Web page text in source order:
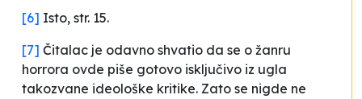
[6] Isto, str. 15.
[7] Čitalac je odavno shvatio da se o žanru
horrora ovde piše gotovo isključivo iz ugla
takozvane ideološke kritike. Zato se nigde ne